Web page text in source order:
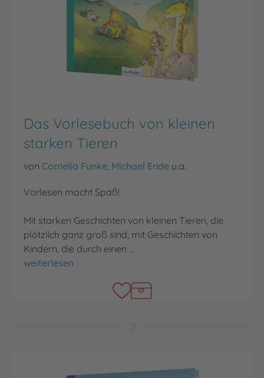
Das Vorlesebuch von kleinen
starken Tieren
von Cornelia Funke Michael Ende u.a.
Vorlesen macht Spaß!
Mit starken Geschichten von kleinen Tieren, die
plötzlich ganz groß sind, mit Geschichten von
Kindern, die durch einen …
Das Vorlesebuch von kleinen starken Tieren
weiterlesen